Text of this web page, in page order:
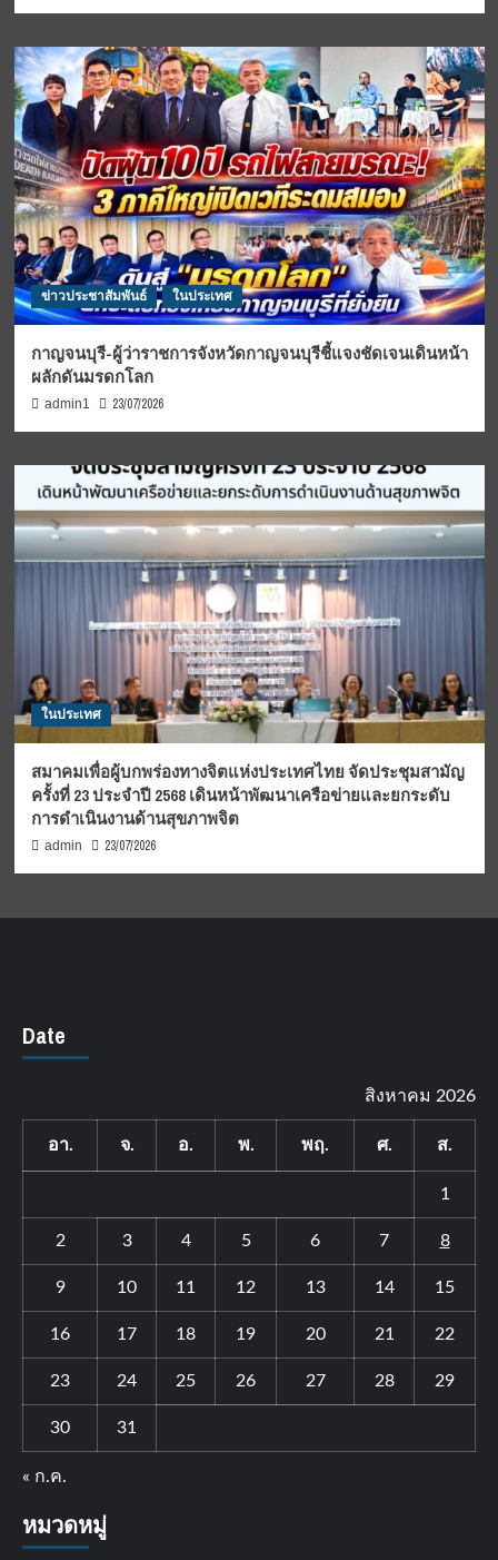
ข่าวประชาสัมพันธ์ ในประเทศ
กาญจนบุรี-ผู้ว่าราชการจังหวัดกาญจนบุรีชี้แจงชัดเจนเดินหน้า
ผลักดันมรดกโลก
admin1 23/07/2026
ในประเทศ
สมาคมเพื่อผู้บกพร่องทางจิตแห่งประเทศไทย จัดประชุมสามัญ
ครั้งที่ 23 ประจำปี 2568 เดินหน้าพัฒนาเครือข่ายและยกระดับ
การดำเนินงานด้านสุขภาพจิต
admin 23/07/2026
Date
สิงหาคม 2026
อา. จ. อ. พ. พฤ. ศ. ส.
1
2 3 4 5 6 7 8
9 10 11 12 13 14 15
16 17 18 19 20 21 22
23 24 25 26 27 28 29
30 31
« ก.ค.
หมวดหมู่